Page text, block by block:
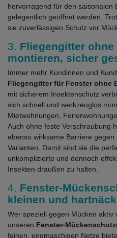
hervorragend für den saisonalen
gelegentlich geöffnet werden.
sie zuverlässigen Schutz vor
3. Fliegengitter
montieren, sicher
Immer mehr Kundinnen und
Fliegengitter für Fenster ohne
mit sicherem Insektenschutz
sich schnell und werkzeuglos
Mietwohnungen,
Auch ohne feste Verschraubung
ebenso wirksame Barriere
Varianten. Damit sind sie die
unkomplizierte und dennoch
Insekten draußen zu halten.
4. Fenster-
kleinen und
Wer speziell gegen Mücken aktiv
unseren Fenster-
feinen, engmaschigen Netze